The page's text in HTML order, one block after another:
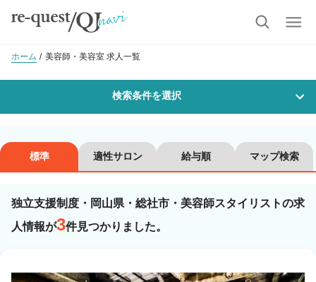
ホーム 美容師・美容室 求人一覧
検索条件を選択
沿線・駅を選択 市区町村を選択
総社市
職種・技能ランク
標準 適性サロン 給与順 マップ検索
独立支援制度・岡山県・総社市・美容師スタイリストの求
人情報が3件見つかりました。